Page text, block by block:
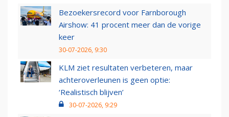
Bezoekersrecord voor Farnborough
Airshow: 41 procent meer dan de vorige
keer
30-07-2026, 9:30
KLM ziet resultaten verbeteren, maar
achteroverleunen is geen optie:
‘Realistisch blijven’
30-07-2026, 9:29